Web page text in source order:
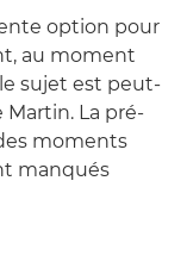
option pour
au moment
sujet est peut-
Martin. La pré-
moments
manqués